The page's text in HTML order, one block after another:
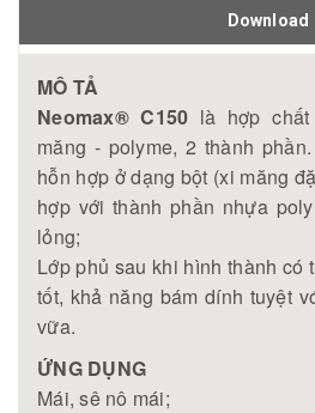
Download
MÔ TẢ
Neomax® C150 là hợp
măng - polyme, 2 thành
hỗn hợp ở dạng bột (xi măng
hợp với thành phần nhựa
lỏng;
Lớp phủ sau khi hình thành có
tốt, khả năng bám dính tuyệt
vữa.
ỨNG DỤNG
Mái, sê nô mái;